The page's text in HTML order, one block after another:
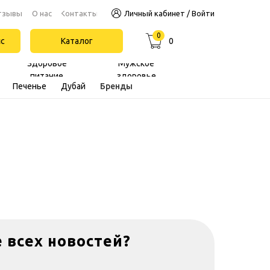
Каталог
Контакты
О нас
0
0
Здоровое
питание
Мужское
здоровье
Бренды
Дубай
Печенье
Личный кабинет / Войти
новостей?